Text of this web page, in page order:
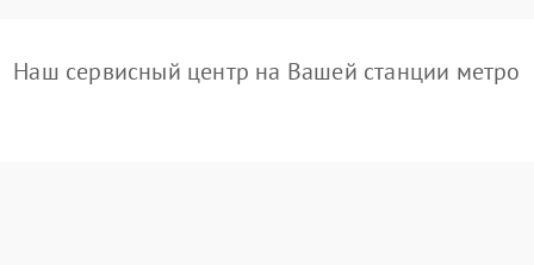
Наш сервисный центр на Вашей станции метро